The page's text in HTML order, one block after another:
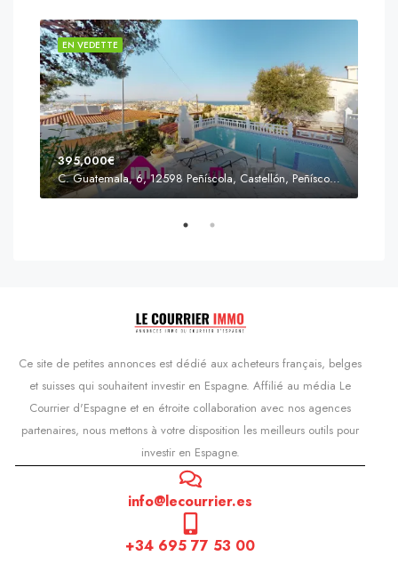
EN VEDETTE
395,000€
C. Guatemala, 6, 12598 Peñíscola, Castellón, Peñíscola, Communauté valencienne
Ce site de petites annonces est dédié aux acheteurs français, belges
et suisses qui souhaitent investir en Espagne. Affilié au média Le
Courrier d'Espagne et en étroite collaboration avec nos agences
partenaires, nous mettons à votre disposition les meilleurs outils pour
investir en Espagne.
info@lecourrier.es
+34 695 77 53 00